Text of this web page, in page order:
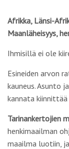
Afrikka, Länsi-
Maanläheisyys,
Ihmisillä ei ole
Esineiden arvon
kauneus. Asunto
kannata
Tarinankertojien
henkimaailman
maailma luotiin,